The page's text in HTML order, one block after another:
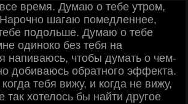
время. Думаю о тебе утром,
шагаю помедленнее,
подольше. Думаю о тебе
одиноко без тебя на
напиваюсь, чтобы думать о чем-
добиваюсь обратного эффекта.
тебя вижу, и когда не вижу,
хотелось бы найти другое